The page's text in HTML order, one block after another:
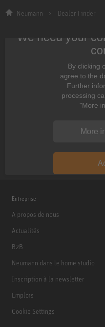
Neumann Dealer Finder
We need your
By clicking
agree to the
Further
processing
"More
More
Entreprise
A propos de nous
Actualités
B2B
Neumann dans le home studio
Inscription à la newsletter
Emplois
Cookie Settings